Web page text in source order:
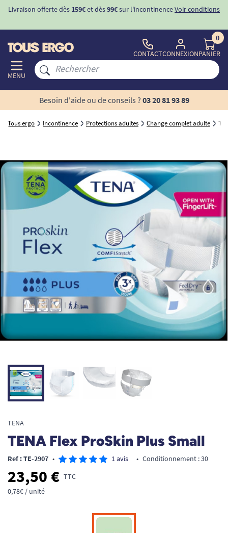
-10%avec le code "BIENVENUE" pourla 1ère commande
MENU
CONTACTCONNEXION
0
PANIER
Besoin d'aide ou de conseils ? 03 20 81 93 89
Tous ergo Incontinence Protections adultes Change complet adulte
TENA
TENA Flex ProSkin Plus Small
Ref : TE-2907 • 1 avis • Conditionnement : 30
23,50 € TTC
0,78€ / unité